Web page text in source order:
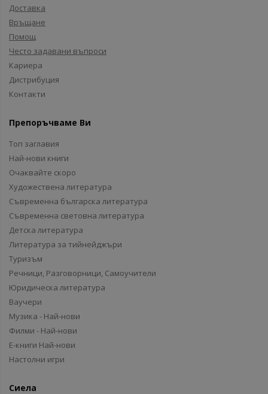
Доставка
Връщане
Помощ
Често задавани въпроси
Кариера
Дистрибуция
Контакти
Препоръчваме Ви
Топ заглавия
Най-нови книги
Очаквайте скоро
Художествена литература
Съвременна българска литература
Съвременна световна литература
Детска литература
Литература за тийнейджъри
Туризъм
Речници, Разговорници, Самоучители
Юридическа литература
Ваучери
Музика - Най-нови
Филми - Най-нови
Е-книги Най-нови
Настолни игри
Сиела